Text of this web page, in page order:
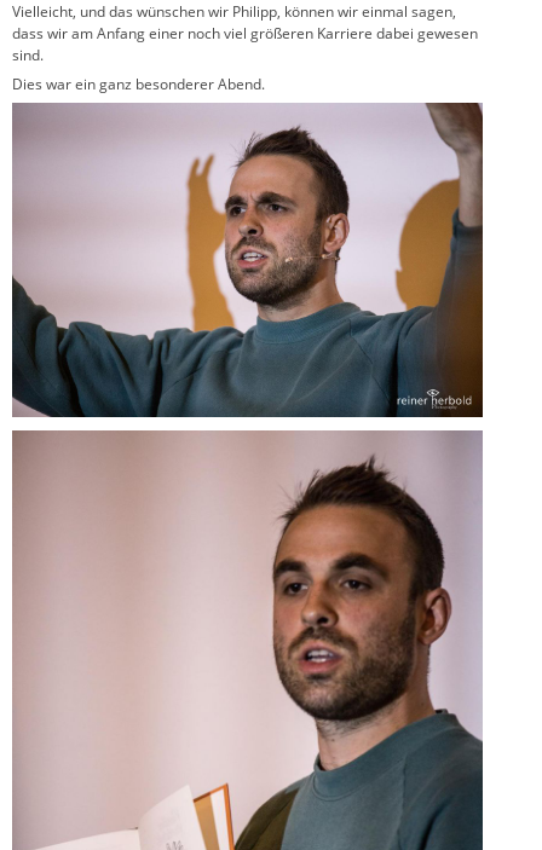
Vielleicht, und das wünschen wir Philipp, können wir einmal sagen,
dass wir am Anfang einer noch viel größeren Karriere dabei gewesen
sind.
Dies war ein ganz besonderer Abend.